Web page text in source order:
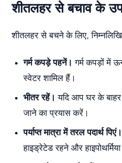
शीतलहर से बचाव के
शीतलहर से बचने के लिए,
गर्म कपड़े पहनें। गर्म कपड़ों में
स्वेटर शामिल हैं।
भीतर रहें। यदि आप घर के बाहर
जाने का प्रयास करें।
पर्याप्त मात्रा में तरल पदार्थ पिएं।
हाइड्रेटेड रहने और